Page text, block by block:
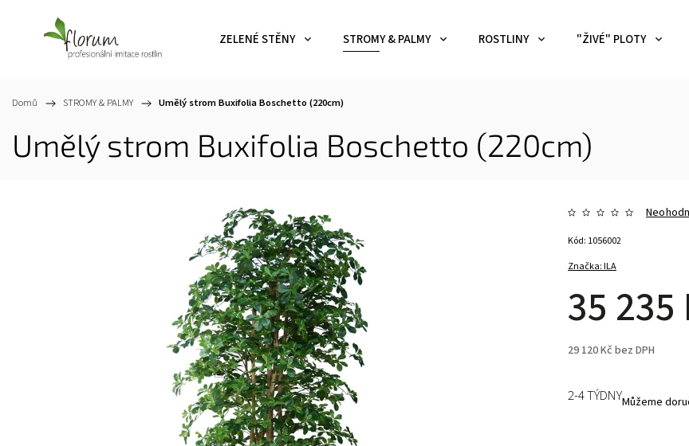
ZELENÉ STĚNY STROMY & PALMY ROSTLINY "ŽIVÉ" PLOTY
Domů / STROMY & PALMY / Umělý strom Buxifolia Boschetto (220cm)
Umělý strom Buxifolia Boschetto (220cm)
Značka:ILA
35
29 120 Kč bez DPH
Kód: 1056002
2-4 TÝDNYMůžeme